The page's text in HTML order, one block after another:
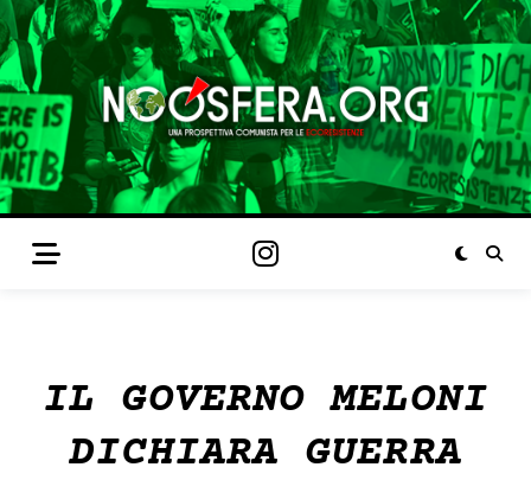
IL GOVERNO MELONI
DICHIARA GUERRA